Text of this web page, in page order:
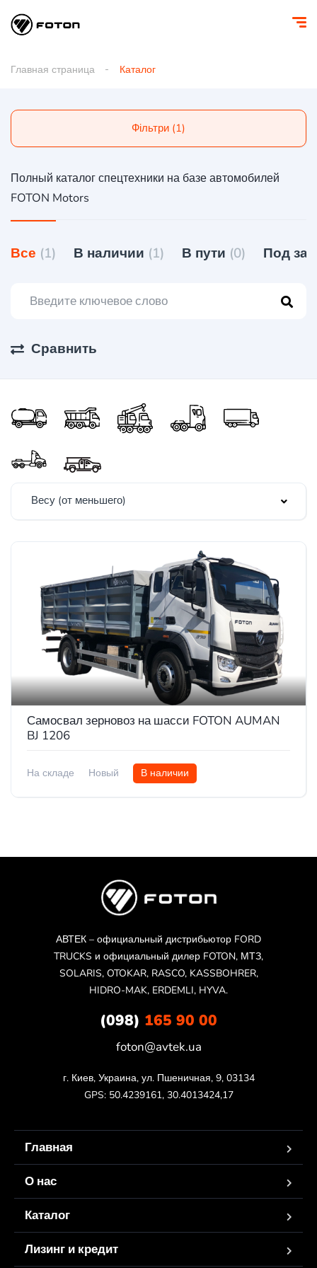
Главная страница Каталог
Фільтри (1)
Полный каталог спецтехники на базе автомобилей
FOTON Motors
Все (1) В наличии (1) В пути (0) Под
Сравнить
Весу (от меньшего)
Самосвал зерновоз на шасси FOTON AUMAN
BJ 1206
На складе Новый В наличии
АВТЕК – официальный дистрибьютор FORD
TRUCKS и официальный дилер FOTON, МТЗ,
SOLARIS, OTOKAR, RASCO, KASSBOHRER,
HIDRO-MAK, ERDEMLI, HYVA.
(098) 165 90 00
foton@avtek.ua
г. Киев, Украина, ул. Пшеничная, 9, 03134
GPS: 50.4239161, 30.4013424,17
Главная
О нас
Каталог
Лизинг и кредит